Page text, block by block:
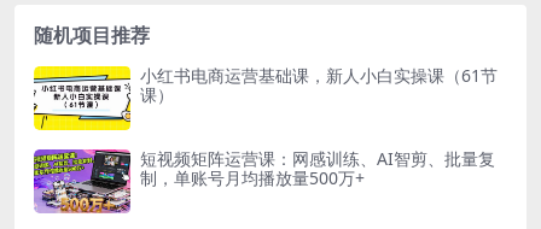
随机项目推荐
小红书电商运营基础课，新人小白实操课（61节
课）
短视频矩阵运营课：网感训练、AI智剪、批量复
制，单账号月均播放量500万+